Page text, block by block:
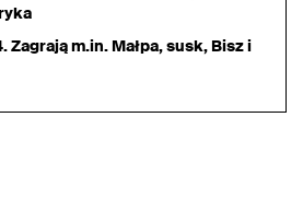
Zagrają m.in. Małpa, susk, Bisz i